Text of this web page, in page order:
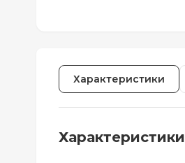
Характеристики
Характеристики